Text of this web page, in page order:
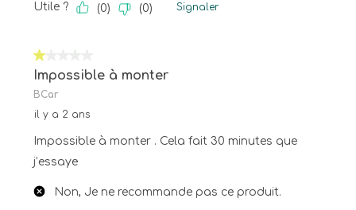
Utile ? (0) (0) Signaler
1 sur 5 étoiles.
Impossible à monter
BCar
il y a 2 ans
Impossible à monter . Cela fait 30 minutes que
j’essaye
Non, Je ne recommande pas ce produit.